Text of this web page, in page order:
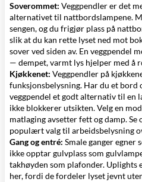
Soverommet: Veggpendler er det
alternativet til nattbordslampene.
sengen, og du frigjør plass på
slik at du kan rette lyset ned mot
sover ved siden av. En veggpendel
— dempet, varmt lys hjelper med å
Kjøkkenet: Veggpendler på
funksjonsbelysning. Har du et bord
veggpendel et godt alternativ til en
ikke blokkerer utsikten. Velg en
matlaging avsetter fett og damp. Se
populært valg til arbeidsbelysning
Gang og entré: Smale ganger egner
ikke opptar gulvplass som
takhøyden som plafonder. Uplights
her, fordi de fordeler lyset jevnt